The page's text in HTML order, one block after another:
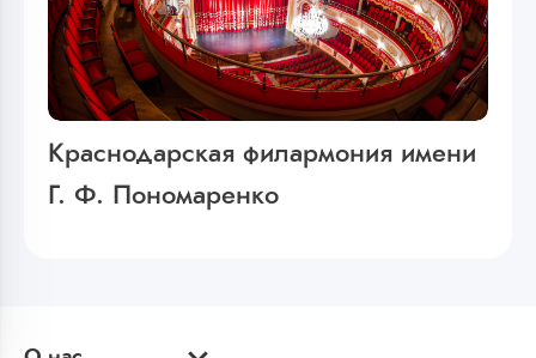
Краснодарская филармония имени
Г. Ф. Пономаренко